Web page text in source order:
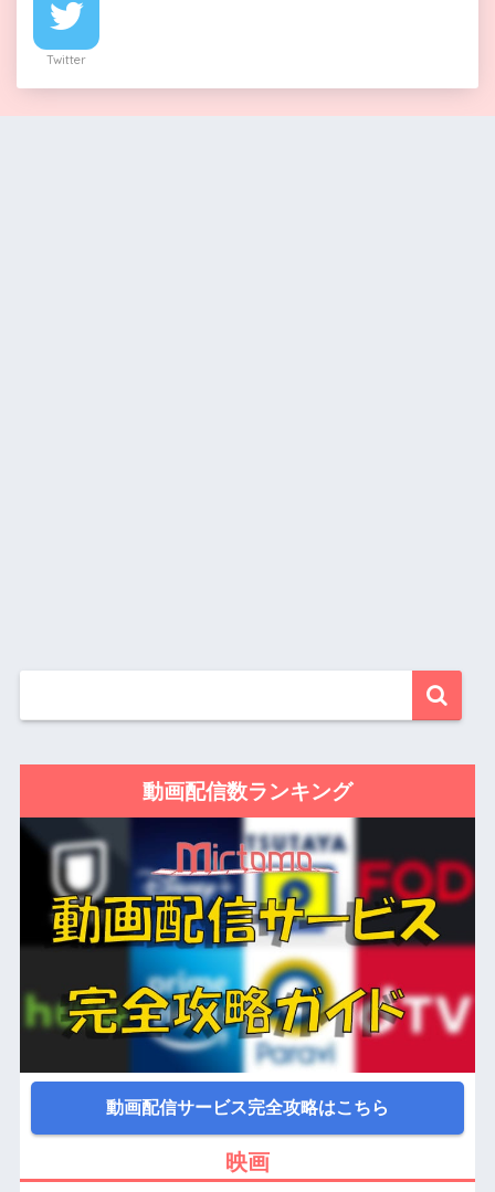
Twitter
動画配信数ランキング
動画配信サービス完全攻略はこちら
映画